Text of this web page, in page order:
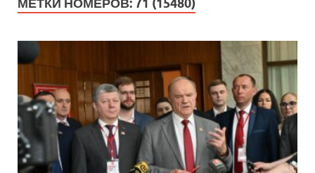
МЕТКИ НОМЕРОВ:71 (15480)